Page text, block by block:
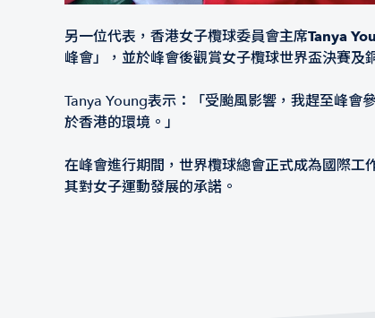
另一位代表，香港女子欖球委員會主席Tanya
峰會」，並於峰會後觀賞女子欖球世界盃決賽及
Tanya Young表示：「受颱風影響，我趕至峰會
於香港的環境。」
在峰會進行期間，世界欖球總會正式成為國際工
其對女子運動發展的承諾。